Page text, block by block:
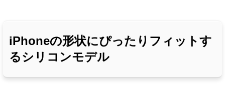
iPhoneの形状にぴったりフィットす
るシリコンモデル